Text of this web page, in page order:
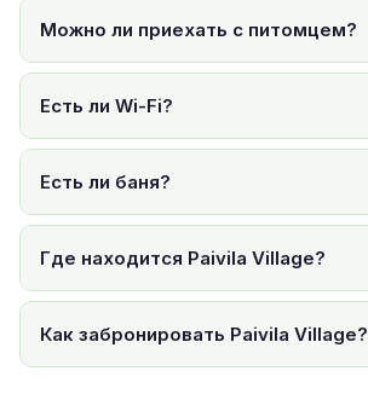
Можно ли приехать с питомцем?
Есть ли Wi-Fi?
Есть ли баня?
Где находится Paivila Village?
Как забронировать Paivila Village?